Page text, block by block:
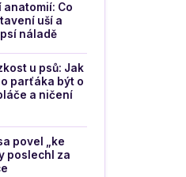
anatomií: Co
uší a
náladě
u psů: Jak
parťáka být o
a ničení
povel „ke
poslechl za